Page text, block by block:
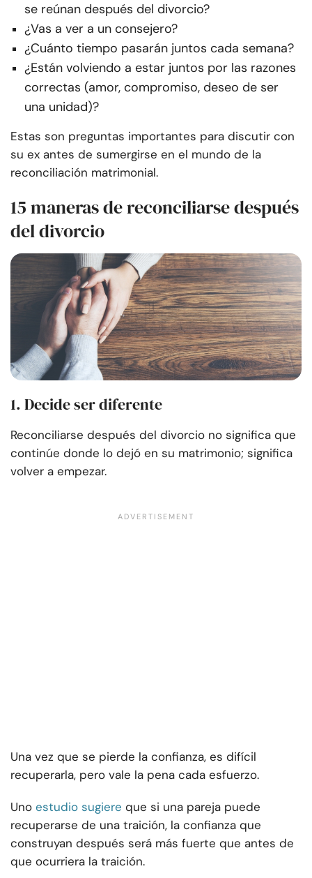
se reúnan después del divorcio?
¿Vas a ver a un consejero?
¿Cuánto tiempo pasarán juntos cada semana?
¿Están volviendo a estar juntos por las razones
correctas (amor, compromiso, deseo de ser
una unidad)?
Estas son preguntas importantes para discutir con
su ex antes de sumergirse en el mundo de la
reconciliación matrimonial.
15 maneras de reconciliarse después
del divorcio
1. Decide ser diferente
Reconciliarse después del divorcio no significa que
continúe donde lo dejó en su matrimonio; significa
volver a empezar.
Una vez que se pierde la confianza, es difícil
recuperarla, pero vale la pena cada esfuerzo.
Uno estudio sugiere que si una pareja puede
recuperarse de una traición, la confianza que
construyan después será más fuerte que antes de
que ocurriera la traición.